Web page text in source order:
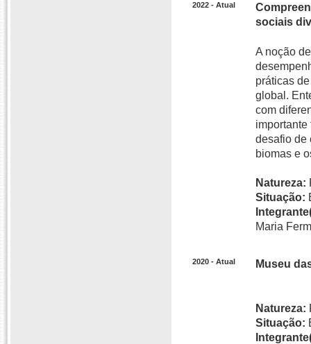
2022 - Atual
sociais
A noção
práticas
global.
com
importante
desafio de
biomas e
Natureza:
Situação:
Maria
2020 - Atual Museu
Natureza:
Situação: